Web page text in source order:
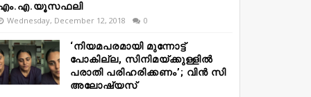
Wednesday, December 12, 2018 0
‘നിയമപരമായി മുന്നോട്ട്
പോകില്ല, സിനിമയ്ക്കുള്ളിൽ
പരാതി പരിഹരിക്കണം’; വിൻ സി
അലോഷ്യസ്